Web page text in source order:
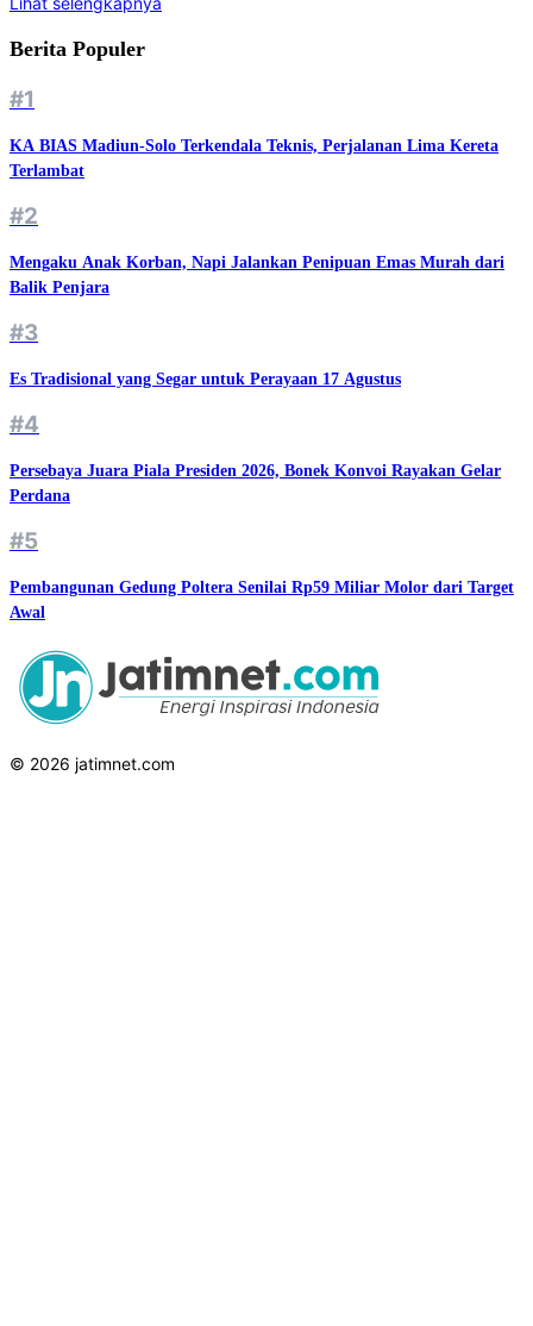
Berita Populer
#1
KA BIAS Madiun-Solo Terkendala Teknis, Perjalanan Lima Kereta
Terlambat
#2
Mengaku Anak Korban, Napi Jalankan Penipuan Emas Murah dari
Balik Penjara
#3
Es Tradisional yang Segar untuk Perayaan 17 Agustus
#4
Persebaya Juara Piala Presiden 2026, Bonek Konvoi Rayakan Gelar
Perdana
#5
Pembangunan Gedung Poltera Senilai Rp59 Miliar Molor dari Target
Awal
© 2026 jatimnet.com